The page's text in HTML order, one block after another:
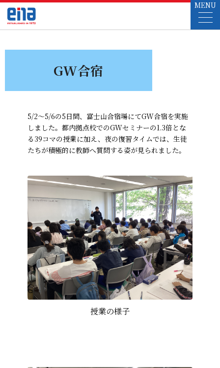
MENU
GW合宿
5/2～5/6の5日間、富士山合宿場にてGW合宿を実施
しました。都内拠点校でのGWセミナーの1.3倍とな
る39コマの授業に加え、夜の復習タイムでは、生徒
たちが積極的に教師へ質問する姿が見られました。
授業の様子